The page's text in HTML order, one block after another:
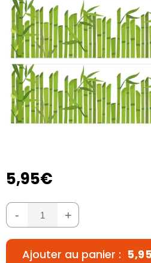
5,95€
- +
Ajouter au panier :